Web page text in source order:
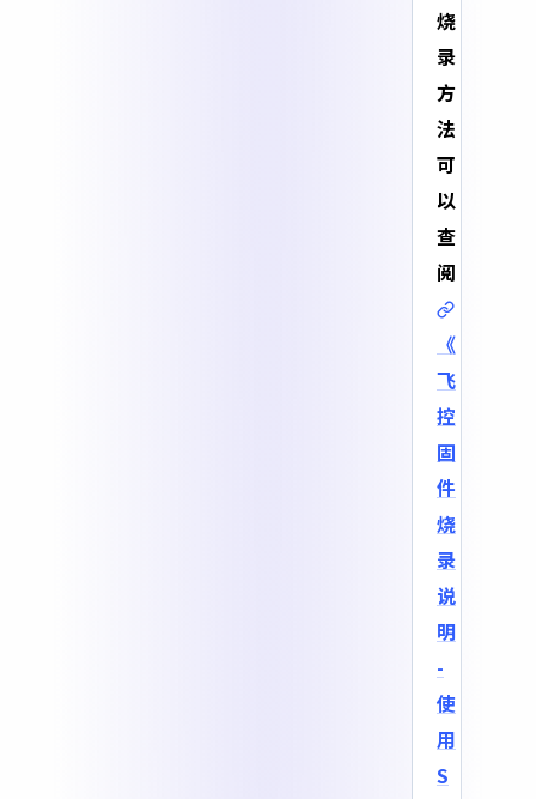
烧
录
方
法
可
以
查
阅
《
飞
控
固
件
烧
录
说
明
-
使
用
S